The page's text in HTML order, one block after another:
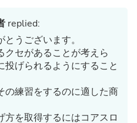
replied:
うございます。
クセがあることが考えら
げられるようにすること
の練習をするのに適した商
方を取得するにはコアスロ